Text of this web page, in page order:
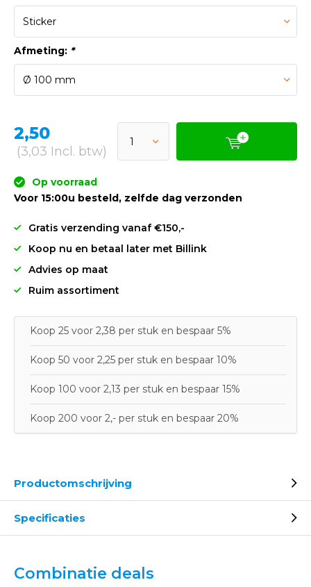
Afmeting: *
2,50
(3,03 Incl. btw)
Op voorraad
Voor 15:00u besteld, zelfde dag verzonden
Gratis verzending vanaf €150,-
Koop nu en betaal later met Billink
Advies op maat
Ruim assortiment
Koop 25 voor 2,38 per stuk en bespaar 5%
Koop 50 voor 2,25 per stuk en bespaar 10%
Koop 100 voor 2,13 per stuk en bespaar 15%
Koop 200 voor 2,- per stuk en bespaar 20%
Productomschrijving
Specificaties
Combinatie deals